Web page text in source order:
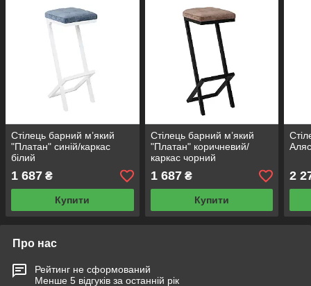
Стілець барний м’який
"Платан" синій/каркас
білий
1 687 ₴
Купити
Стілець барний м’який
"Платан" коричневий/
каркас чорний
1 687₴
Купити
2
Про нас
Рейтинг не сформований
Менше 5 відгуків за останній рік